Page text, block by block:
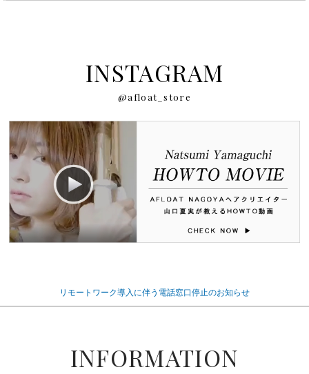
INSTAGRAM
@afloat_store
リモートワーク導入に伴う電話窓口停止のお知らせ
INFORMATION